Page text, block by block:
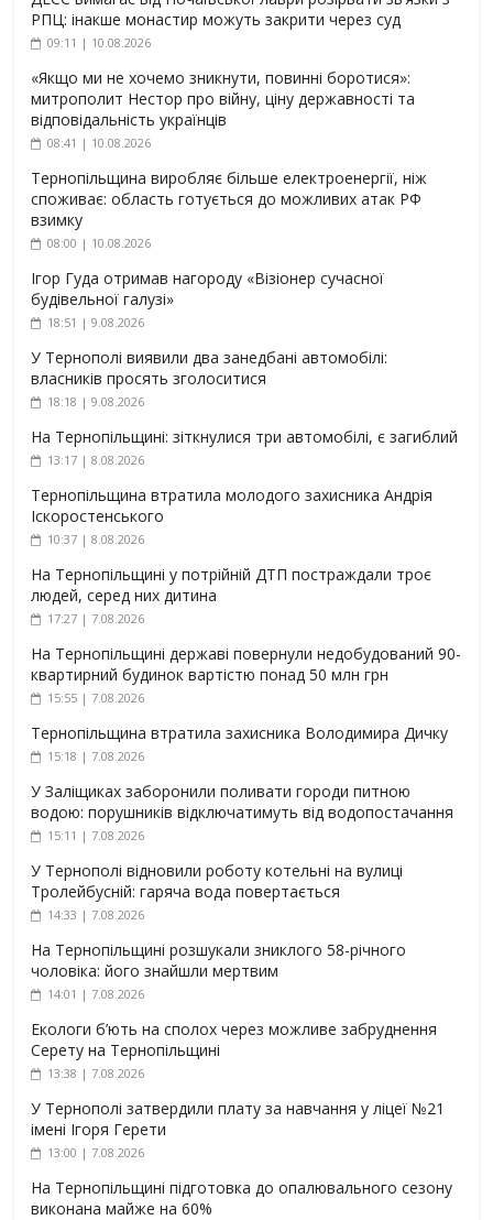
РПЦ: інакше монастир можуть закрити через суд
09:11 | 10.08.2026
«Якщо ми не хочемо зникнути, повинні боротися»:
митрополит Нестор про війну, ціну державності та
відповідальність українців
08:41 | 10.08.2026
Тернопільщина виробляє більше електроенергії, ніж
споживає: область готується до можливих атак РФ
взимку
08:00 | 10.08.2026
Ігор Гуда отримав нагороду «Візіонер сучасної
будівельної галузі»
18:51 | 9.08.2026
У Тернополі виявили два занедбані автомобілі:
власників просять зголоситися
18:18 | 9.08.2026
На Тернопільщині: зіткнулися три автомобілі, є загиблий
13:17 | 8.08.2026
Тернопільщина втратила молодого захисника Андрія
Іскоростенського
10:37 | 8.08.2026
На Тернопільщині у потрійній ДТП постраждали троє
людей, серед них дитина
17:27 | 7.08.2026
На Тернопільщині державі повернули недобудований 90-
квартирний будинок вартістю понад 50 млн грн
15:55 | 7.08.2026
Тернопільщина втратила захисника Володимира Дичку
15:18 | 7.08.2026
У Заліщиках заборонили поливати городи питною
водою: порушників відключатимуть від водопостачання
15:11 | 7.08.2026
У Тернополі відновили роботу котельні на вулиці
Тролейбусній: гаряча вода повертається
14:33 | 7.08.2026
На Тернопільщині розшукали зниклого 58-річного
чоловіка: його знайшли мертвим
14:01 | 7.08.2026
Екологи б’ють на сполох через можливе забруднення
Серету на Тернопільщині
13:38 | 7.08.2026
У Тернополі затвердили плату за навчання у ліцеї №21
імені Ігоря Герети
13:00 | 7.08.2026
На Тернопільщині підготовка до опалювального сезону
виконана майже на 60%